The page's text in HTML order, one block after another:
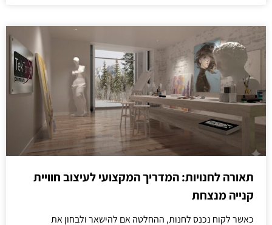
תאורה לחנויות: המדריך המקצועי לעיצוב חוויית
קנייה מנצחת
כאשר לקוח נכנס לחנות, ההחלטה אם להישאר ולבחון את